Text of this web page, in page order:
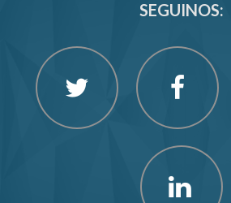
SEGUINOS: